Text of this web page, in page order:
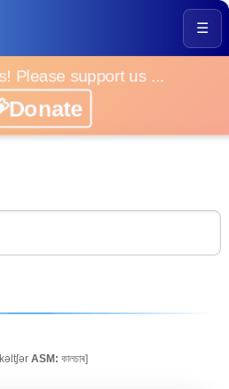
☰
Please support us ...
ASM: কালচাৰ]